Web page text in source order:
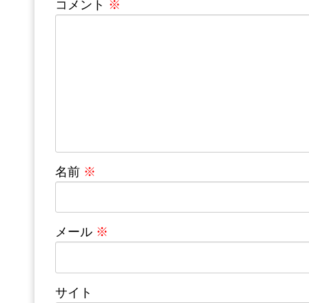
コメント ※
名前 ※
メール ※
サイト